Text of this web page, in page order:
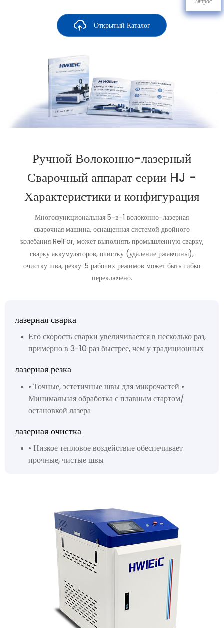
Открытый Каталог
Ручной Волоконно-лазерный
Сварочный аппарат серии HJ -
Характеристики и конфигурация
Многофункциональная 5-в-1 волоконно-лазерная
сварочная машина, оснащенная системой двойного
колебания RelFar, может выполнять промышленную сварку,
сварку аккумуляторов, очистку (удаление ржавчины),
очистку шва, резку. 5 рабочих режимов может быть гибко
переключено.
лазерная сварка
Его скорость сварки увеличивается в несколько раз,
примерно в 3-10 раз быстрее, чем у традиционных
лазерная резка
• Точные, эстетичные швы для микрочастей •
Минимальная обработка с плавным стартом/
остановкой лазера
лазерная очистка
• Низкое тепловое воздействие обеспечивает
прочные, чистые швы